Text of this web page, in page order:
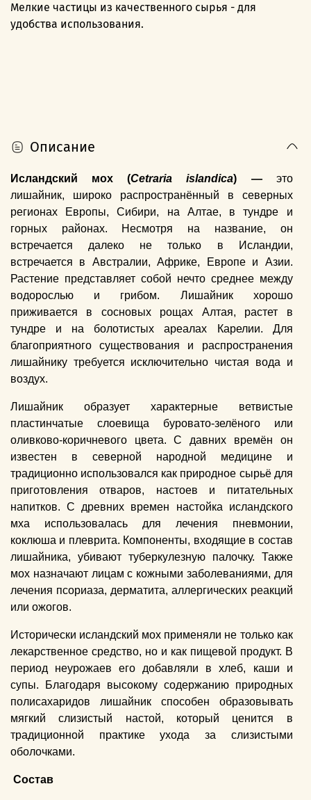
Мелкие частицы из качественного сырья - для
удобства использования.
Описание
Исландский мох (Cetraria islandica) — это
лишайник, широко распространённый в северных
регионах Европы, Сибири, на Алтае, в тундре и
горных районах. Несмотря на название, он
встречается далеко не только в Исландии,
встречается в Австралии, Африке, Европе и Азии.
Растение представляет собой нечто среднее между
водорослью и грибом. Лишайник хорошо
приживается в сосновых рощах Алтая, растет в
тундре и на болотистых ареалах Карелии. Для
благоприятного существования и распространения
лишайнику требуется исключительно чистая вода и
воздух.
Лишайник образует характерные ветвистые
пластинчатые слоевища буровато-зелёного или
оливково-коричневого цвета. С давних времён он
известен в северной народной медицине и
традиционно использовался как природное сырьё для
приготовления отваров, настоев и питательных
напитков. С древних времен настойка исландского
мха использовалась для лечения пневмонии,
коклюша и плеврита. Компоненты, входящие в состав
лишайника, убивают туберкулезную палочку. Также
мох назначают лицам с кожными заболеваниями, для
лечения псориаза, дерматита, аллергических реакций
или ожогов.
Исторически исландский мох применяли не только как
лекарственное средство, но и как пищевой продукт. В
период неурожаев его добавляли в хлеб, каши и
супы. Благодаря высокому содержанию природных
полисахаридов лишайник способен образовывать
мягкий слизистый настой, который ценится в
традиционной практике ухода за слизистыми
оболочками.
Состав